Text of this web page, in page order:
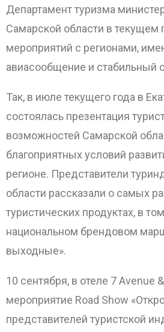
Департамент туризма
Самарской области в текущем
мероприятий с регионами,
авиасообщение и стабильный
Так, в июле текущего года в
состоялась презентация
возможностей Самарской
благоприятных условий
регионе. Представители
области рассказали о самых
туристических продуктах, в
национальном брендовом
выходные».
10 сентября, в отеле 7 Avenue
мероприятие Road Show
представителей туристской